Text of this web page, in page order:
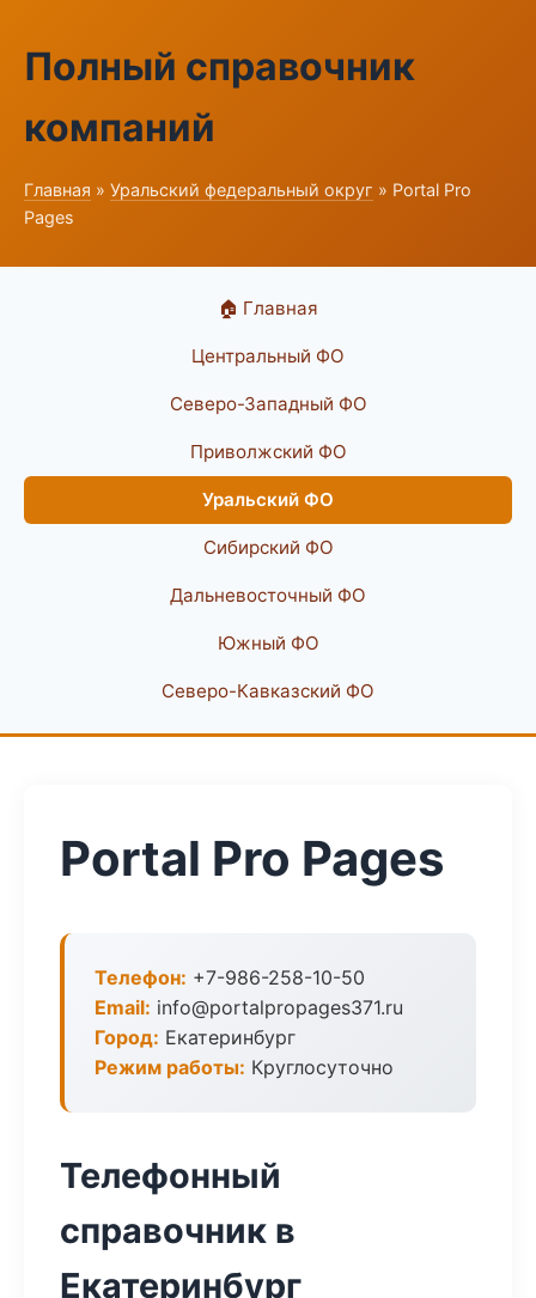
Полный справочник
компаний
Главная » Уральский федеральный округ » Portal Pro
Pages
🏠 Главная
Центральный ФО
Северо-Западный ФО
Приволжский ФО
Уральский ФО
Сибирский ФО
Дальневосточный ФО
Южный ФО
Северо-Кавказский ФО
Portal Pro Pages
Телефон: +7-986-258-10-50
Email: info@portalpropages371.ru
Город: Екатеринбург
Режим работы: Круглосуточно
Телефонный
справочник в
Екатеринбург